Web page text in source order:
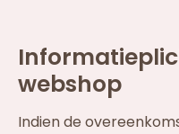
webshop
Indien de